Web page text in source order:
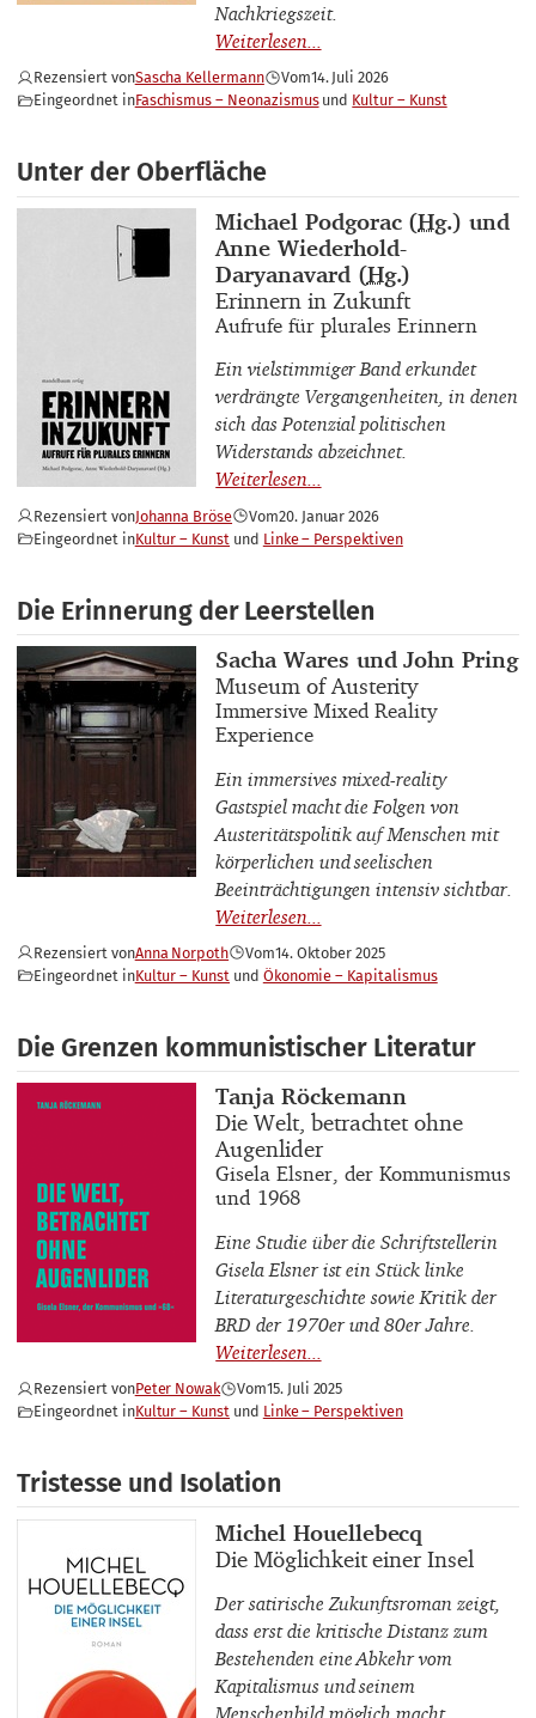
Nachkriegszeit.
Rezensiert vonSascha Kellermann Vom14. Juli 2026
Eingeordnet inFaschismus – Neonazismus Kultur – Kunst
Unter der Oberfläche
Buchautor_innen
Michael Podgorac (Hg.) und
Anne Wiederhold-
Daryanavard (Hg.)
Buchtitel
Erinnern in Zukunft
Buchuntertitel
Aufrufe für plurales Erinnern
Ein vielstimmiger Band erkundet
verdrängte Vergangenheiten, in denen
sich das Potenzial politischen
Widerstands abzeichnet.
Rezensiert vonJohanna Bröse Vom20. Januar 2026
Eingeordnet inKultur – Kunst Linke – Perspektiven
Die Erinnerung der Leerstellen
Buchautor_innen
Sacha Wares und John Pring
Buchtitel
Museum of Austerity
Buchuntertitel
Immersive Mixed Reality
Experience
Ein immersives mixed-reality
Gastspiel macht die Folgen von
Austeritätspolitik auf Menschen mit
körperlichen und seelischen
Beeinträchtigungen intensiv sichtbar.
Rezensiert vonAnna Norpoth Vom14. Oktober 2025
Eingeordnet inKultur – Kunst Ökonomie – Kapitalismus
Die Grenzen kommunistischer Literatur
Buchautor_innen
Tanja Röckemann
Buchtitel
Die Welt, betrachtet ohne
Augenlider
Buchuntertitel
Gisela Elsner, der Kommunismus
und 1968
Eine Studie über die Schriftstellerin
Gisela Elsner ist ein Stück linke
Literaturgeschichte sowie Kritik der
BRD der 1970er und 80er Jahre.
Rezensiert vonPeter Nowak Vom15. Juli 2025
Eingeordnet inKultur – Kunst Linke – Perspektiven
Tristesse und Isolation
Buchautor_innen
Michel Houellebecq
Buchtitel
Die Möglichkeit einer Insel
Der satirische Zukunftsroman zeigt,
dass erst die kritische Distanz zum
Bestehenden eine Abkehr vom
Kapitalismus und seinem